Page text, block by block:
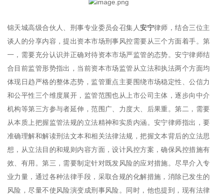
锦天城高级合伙人、刑事专业委员会召集人安宁律师，结合三位主
谈人的分享内容，提出资本市场刑事风控需要从三个方面着手。第
一，需要充分认识并正确对待资本市场严监管的态势。安宁律师结
合目前监管形势指出，当前资本市场监管从立法和执法两个方面均
体现日趋严格的整体态势，监管重点主要围绕市场稳定性、公信力
和公平性三个维度展开，监管范围也从上市公司主体，逐步向中介
机构等第三方参与者延伸，范围广、力度大、后果重。第二，需要
从本质上把握监管法规的立法精神和实质内涵。安宁律师指出，要
准确理解和解读刑法文本和相关法律法规，把握文本背后的立法思
想，从立法目的和规则内容方面，设计风控方案，确保风控措施有
效、有用。第三，需要制定针对既发风险的应对措施。尽早介入专
业力量，通过各种法律手段，采取合规的化解措施，消除已发生的
风险，尽量不使风险演变成刑事风险。同时，他也提到，现有法律